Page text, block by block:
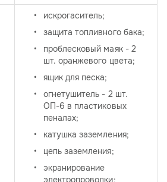
искрогаситель;
защита топливного бака;
проблесковый маяк - 2
шт. оранжевого цвета;
ящик для песка;
огнетушитель - 2 шт.
ОП-6 в пластиковых
пеналах;
катушка заземления;
цепь заземления;
экранирование
электропроводки;